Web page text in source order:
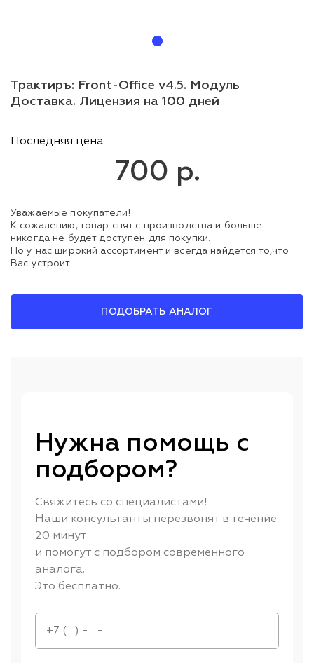
Трактиръ: Front-Office v4.5. Модуль
Доставка. Лицензия на 100 дней
Последняя цена
700 р.
Уважаемые покупатели!
К сожалению, товар снят с производства и больше
никогда не будет доступен для покупки.
Но у нас широкий ассортимент и всегда найдётся то,что
Вас устроит.
ПОДОБРАТЬ АНАЛОГ
Нужна помощь с
подбором?
Свяжитесь со специалистами!
Наши консультанты перезвонят в течение
20 минут
и помогут с подбором современного
аналога.
Это бесплатно.